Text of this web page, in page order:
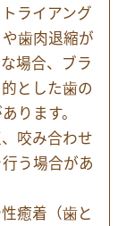
ライアング
歯肉退縮が
場合、ブラ
とした歯の
ります。
咬み合わせ
う場合があ
癒着（歯と